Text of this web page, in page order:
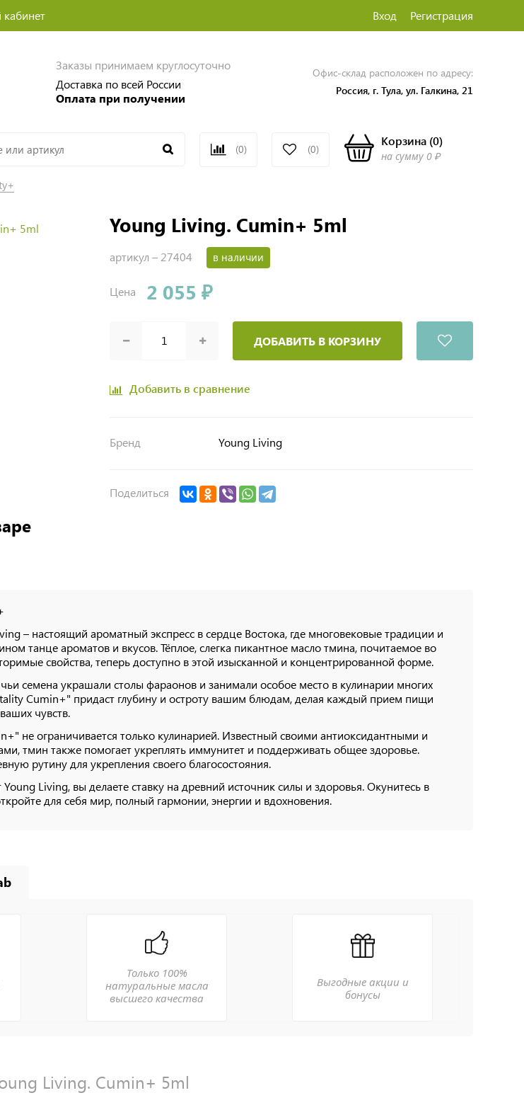
Вход Регистрация
Заказы принимаем круглосуточно
Доставка по всей России
Оплата при получении
Офис-склад расположен по адресу:
Россия, г. Тула, ул. Галкина, 21
(0) (0)
Корзина(0)
на сумму 0 ₽
Young Living. Cumin+ 5ml
артикул – 27404 в наличии
Цена 2 055 ₽
ДОБАВИТЬ В КОРЗИНУ
Добавить в сравнение
Бренд Young Living
Поделиться
– настоящий ароматный экспресс в сердце Востока, где многовековые традиции и
танце ароматов и вкусов. Тёплое, слегка пикантное масло тмина, почитаемое во
свойства, теперь доступно в этой изысканной и концентрированной форме.
семена украшали столы фараонов и занимали особое место в кулинарии многих
Cumin+" придаст глубину и остроту вашим блюдам, делая каждый прием пищи
чувств.
не ограничивается только кулинарией. Известный своими антиоксидантными и
тмин также помогает укреплять иммунитет и поддерживать общее здоровье.
рутину для укрепления своего благосостояния.
Living, вы делаете ставку на древний источник силы и здоровья. Окунитесь в
для себя мир, полный гармонии, энергии и вдохновения.
Только 100%
натуральные масла
высшего качества
Выгодные акции и
бонусы
Living. Cumin+ 5ml